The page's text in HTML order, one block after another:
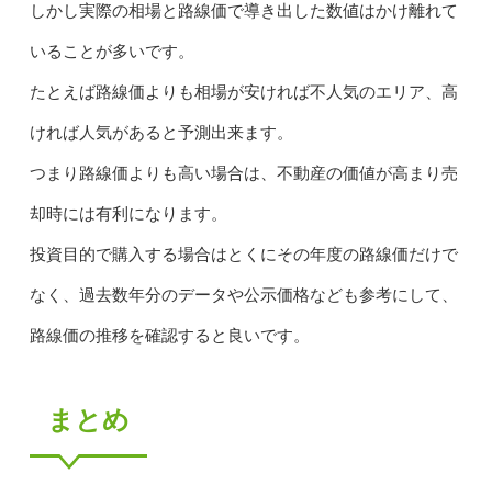
しかし実際の相場と路線価で導き出した数値はかけ離れて
いることが多いです。
たとえば路線価よりも相場が安ければ不人気のエリア、高
ければ人気があると予測出来ます。
つまり路線価よりも高い場合は、不動産の価値が高まり売
却時には有利になります。
投資目的で購入する場合はとくにその年度の路線価だけで
なく、過去数年分のデータや公示価格なども参考にして、
路線価の推移を確認すると良いです。
まとめ